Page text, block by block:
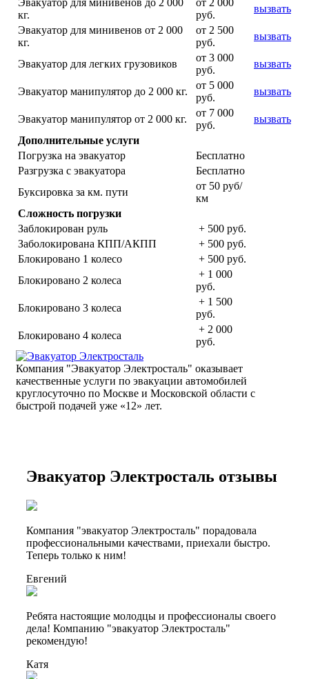
Эвакуатор для минивенов до 2 000
кг.
от 2 000
руб.
вызвать
Эвакуатор для минивенов от 2 000
кг.
от 2 500
руб.
вызвать
Эвакуатор для легких грузовиков
от 3 000
руб.
вызвать
Эвакуатор манипулятор до 2 000 кг.
от 5 000
руб.
вызвать
Эвакуатор манипулятор от 2 000 кг.
от 7 000
руб.
вызвать
Дополнительные услуги
Погрузка на эвакуатор
Бесплатно
Разгрузка с эвакуатора
Бесплатно
Буксировка за км. пути
от 50 руб/
км
Сложность погрузки
Заблокирован руль
+ 500 руб.
Заболокирована КПП/АКПП
+ 500 руб.
Блокировано 1 колесо
+ 500 руб.
Блокировано 2 колеса
+ 1 000
руб.
Блокировано 3 колеса
+ 1 500
руб.
Блокировано 4 колеса
+ 2 000
руб.
Компания "Эвакуатор Электросталь" оказывает
качественные услуги по эвакуации автомобилей
круглосуточно по Москве и Московской области с
быстрой подачей уже «12» лет.
Эвакуатор Электросталь отзывы
Компания "эвакуатор Электросталь" порадовала
профессиональными качествами, приехали быстро.
Теперь только к ним!
Евгений
Ребята настоящие молодцы и профессионалы своего
дела! Компанию "эвакуатор Электросталь"
рекомендую!
Катя